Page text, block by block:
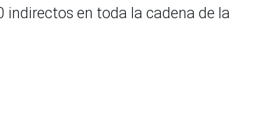
indirectos en toda la cadena de la